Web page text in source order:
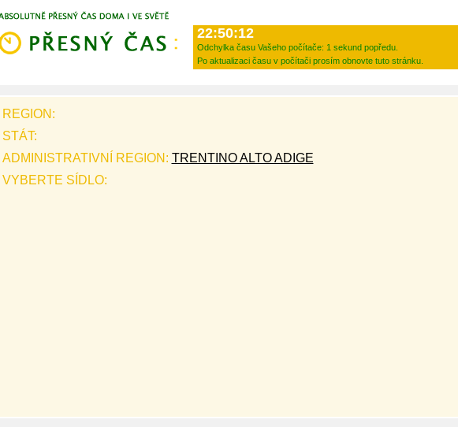
22:50:12
Odchylka času Vašeho počítače: 1 sekund popředu.
Po aktualizaci času v počítači prosím obnovte tuto stránku.
REGION:
STÁT:
ADMINISTRATIVNÍ REGION: TRENTINO ALTO ADIGE
VYBERTE SÍDLO: